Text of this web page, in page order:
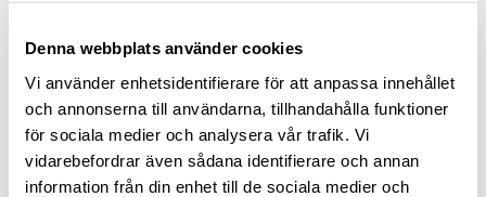
Denna webbplats använder cookies
Vi använder enhetsidentifierare för att anpassa innehållet
och annonserna till användarna, tillhandahålla funktioner
för sociala medier och analysera vår trafik. Vi
vidarebefordrar även sådana identifierare och annan
information från din enhet till de sociala medier och